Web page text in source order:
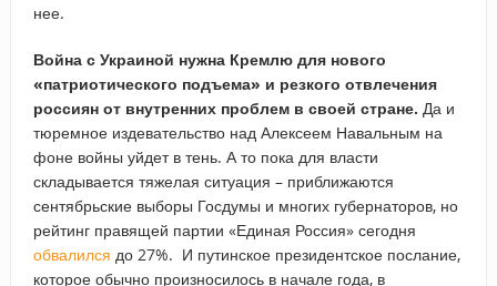
нее.
Война с Украиной нужна Кремлю для нового
«патриотического подъема» и резкого отвлечения
россиян от внутренних проблем в своей стране. Да и
тюремное издевательство над Алексеем Навальным на
фоне войны уйдет в тень. А то пока для власти
складывается тяжелая ситуация – приближаются
сентябрьские выборы Госдумы и многих губернаторов, но
рейтинг правящей партии «Единая Россия» сегодня
обвалился до 27%. И путинское президентское послание,
которое обычно произносилось в начале года, в